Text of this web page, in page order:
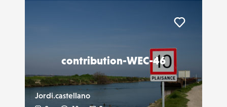
contribution-WEC-46
Jordi.castellano